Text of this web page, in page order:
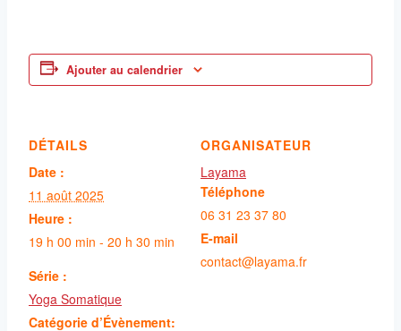
Ajouter au calendrier
DÉTAILS
Date :
11 août 2025
Heure :
19 h 00 min - 20 h 30 min
Série :
Yoga Somatique
Catégorie d’Évènement:
ORGANISATEUR
Layama
Téléphone
06 31 23 37 80
E-mail
contact@layama.fr